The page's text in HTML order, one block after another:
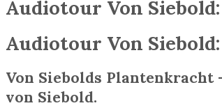
Audiotour Von
Audiotour Von
Von Siebolds
von Siebold.